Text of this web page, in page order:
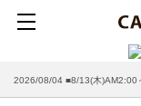
2026/08/04 ■8/13(木)AM2:00
2026/07/29 ■【お知らせ】ヤ